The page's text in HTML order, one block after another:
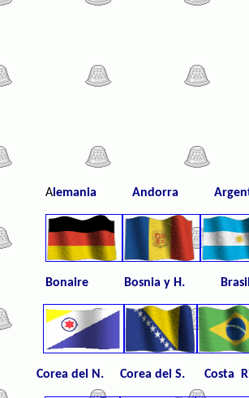
Alemania Andorra
Bonaire Bosnia y
Corea del N. Corea del S.